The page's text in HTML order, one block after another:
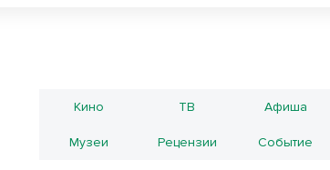
Кино ТВ Афиша
Музеи Рецензии Событие